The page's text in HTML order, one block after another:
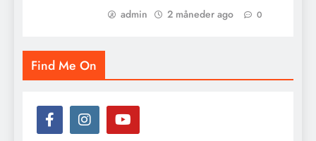
admin 2 måneder ago 0
Find Me On